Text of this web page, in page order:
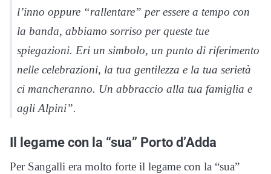
l’inno oppure “rallentare” per essere a tempo con
la banda, abbiamo sorriso per queste tue
spiegazioni. Eri un simbolo, un punto di riferimento
nelle celebrazioni, la tua gentilezza e la tua serietà
ci mancheranno. Un abbraccio alla tua famiglia e
agli Alpini”.
Il legame con la “sua” Porto d’Adda
Per Sangalli era molto forte il legame con la “sua”